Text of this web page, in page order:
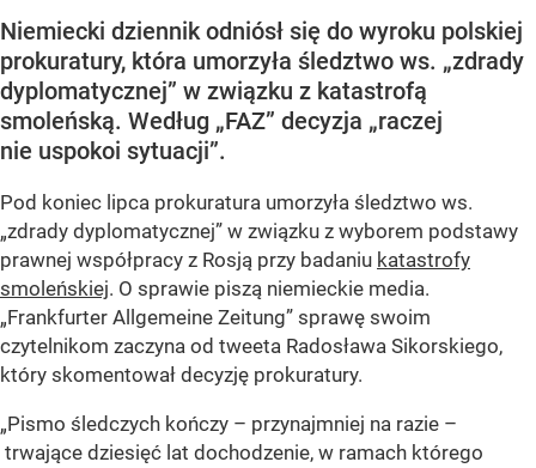
Niemiecki dziennik odniósł się do wyroku polskiej
prokuratury, która umorzyła śledztwo ws. „zdrady
dyplomatycznej” w związku z katastrofą
smoleńską. Według „FAZ” decyzja „raczej
nie uspokoi sytuacji”.
Pod koniec lipca prokuratura umorzyła śledztwo ws.
„zdrady dyplomatycznej” w związku z wyborem podstawy
prawnej współpracy z Rosją przy badaniu katastrofy
smoleńskiej. O sprawie piszą niemieckie media.
„Frankfurter Allgemeine Zeitung” sprawę swoim
czytelnikom zaczyna od tweeta Radosława Sikorskiego,
który skomentował decyzję prokuratury.
„Pismo śledczych kończy – przynajmniej na razie –
trwające dziesięć lat dochodzenie, w ramach którego